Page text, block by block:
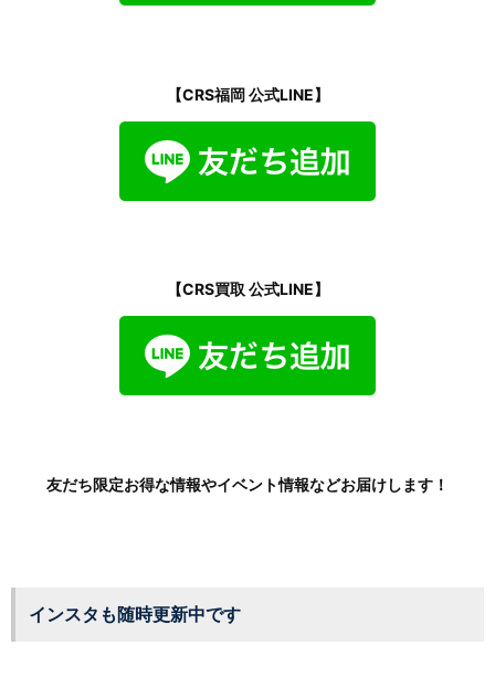
【CRS福岡 公式LINE】
【CRS買取 公式LINE】
友だち限定お得な情報やイベント情報などお届けします！
インスタも随時更新中です